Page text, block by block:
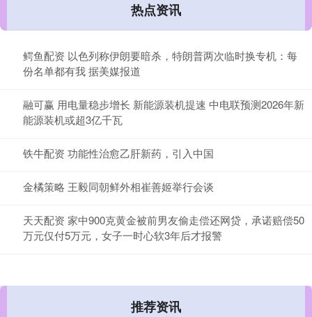
热点资讯
鳄鱼配资 以色列称伊朗要暗杀，特朗普两次临时换专机：每
份名单都有我 据美媒报道
融可赢 用电量稳步增长 新能源装机提速 中电联预测2026年新
能源装机或超3亿千瓦
铁牛配资 功能性治愈乙肝新药，引入中国
金橘策略 王毅同朝鲜外相崔善姬举行会谈
天天配资 家中900克黄金被前男友偷走偿还网贷，承诺赔偿50
万元仅付5万元，女子一时心软3年后才报警
推荐资讯